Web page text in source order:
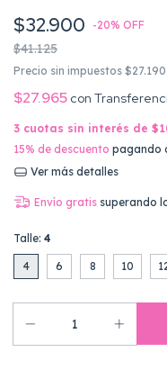
$32.900 -20% OFF
$41.125
Precio sin impuestos
$27.965 con
3 cuotas sin interés de
15% de descuento pagando
Ver más detalles
Envío gratis superando
Talle: 4
4 6 8 10